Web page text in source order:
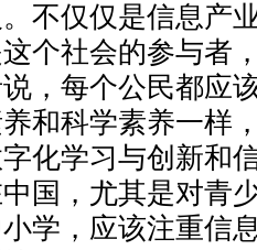
不仅仅是信息产
个社会的参与者
，每个公民都应
和科学素养一样
化学习与创新和
国，尤其是对青
学，应该注重信